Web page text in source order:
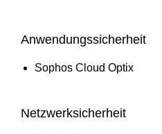
Anwendungssicherheit
Sophos Cloud Optix
Netzwerksicherheit